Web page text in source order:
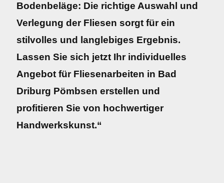
Bodenbeläge: Die richtige Auswahl und
Verlegung der Fliesen sorgt für ein
stilvolles und langlebiges Ergebnis.
Lassen Sie sich jetzt Ihr individuelles
Angebot für Fliesenarbeiten in Bad
Driburg Pömbsen erstellen und
profitieren Sie von hochwertiger
Handwerkskunst.“